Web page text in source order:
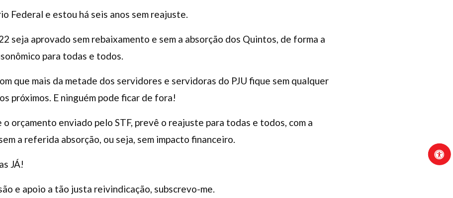
Federal e estou há seis anos sem reajuste.
seja aprovado sem rebaixamento e sem a absorção dos Quintos, de forma a
para todas e todos.
que mais da metade dos servidores e servidoras do PJU fique sem qualquer
próximos. E ninguém pode ficar de fora!
orçamento enviado pelo STF, prevê o reajuste para todas e todos, com a
a referida absorção, ou seja, sem impacto financeiro.
JÁ!
e apoio a tão justa reivindicação, subscrevo-me.